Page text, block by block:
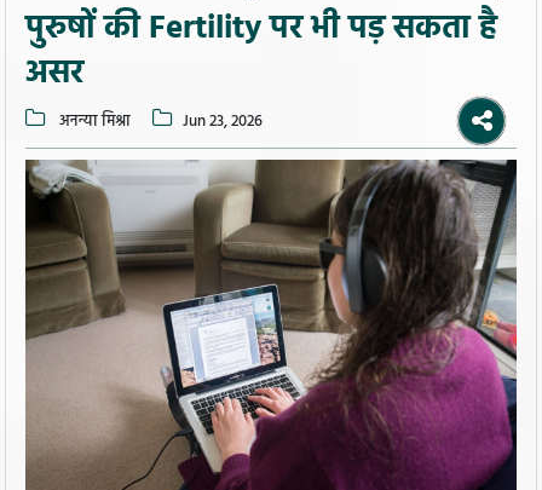
पुरुषों की Fertility पर भी पड़ सकता है
असर
अनन्या मिश्रा Jun 23, 2026